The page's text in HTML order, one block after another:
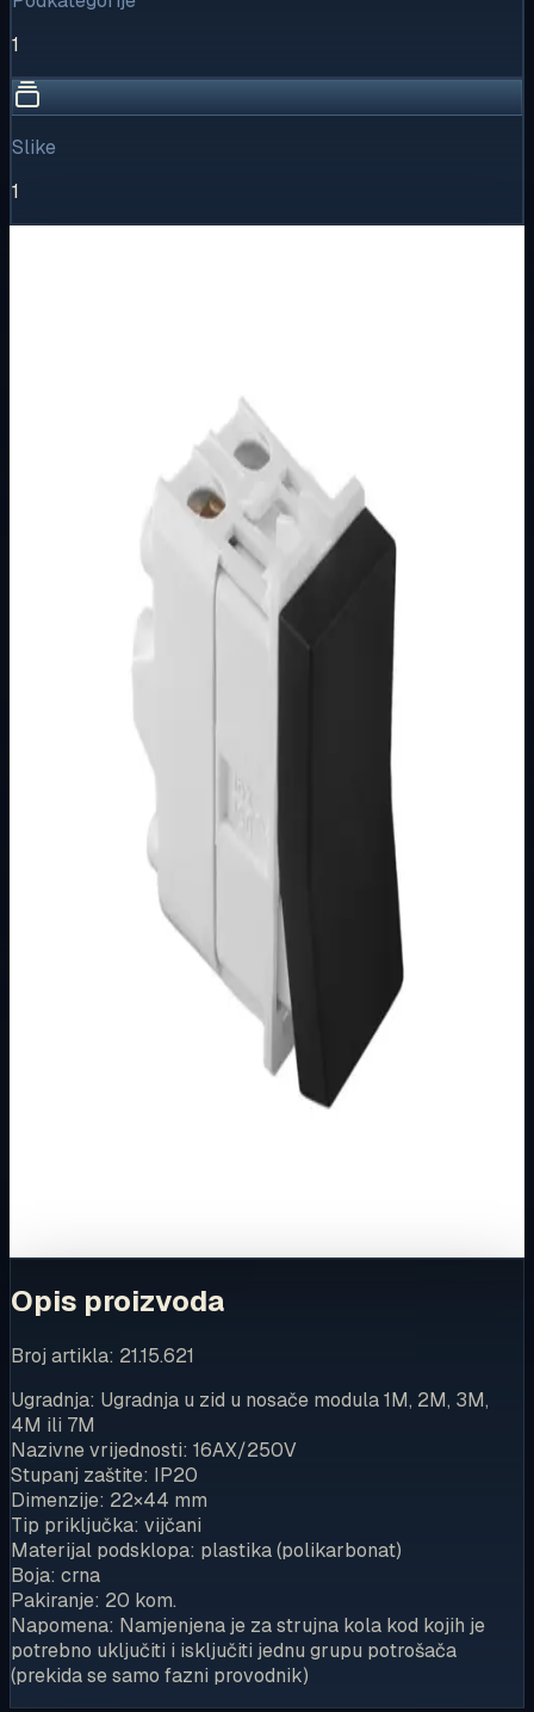
1
Slike
1
Osnovne informacije
MODULARNI PROGRAM- KOMBO
Prezentacijski prikaz bez cijena, košarice, zaliha i
Kratak pregled
Broj artikla: 21.15.621 Ugradnja: Ugradnja u zid u nosače
modula 1M, 2M, 3M, 4M ili 7M Nazivne vrijednosti:
16AX/250V Stupanj zaštite: IP20…
Dostupno za kupnju u internetskoj trgovini Živić-
Ovaj proizvod možete kupiti u našoj internetskoj trgovini.
Opis proizvoda
Broj artikla: 21.15.621
Ugradnja: Ugradnja u zid u nosače modula 1M, 2M, 3M,
4M ili 7M
Nazivne vrijednosti: 16AX/250V
Stupanj zaštite: IP20
Dimenzije: 22×44 mm
Tip priključka: vijčani
Materijal podsklopa: plastika (polikarbonat)
Boja: crna
Pakiranje: 20 kom.
Napomena: Namjenjena je za strujna kola kod kojih je
potrebno uključiti i isključiti jednu grupu potrošača
(prekida se samo fazni provodnik)